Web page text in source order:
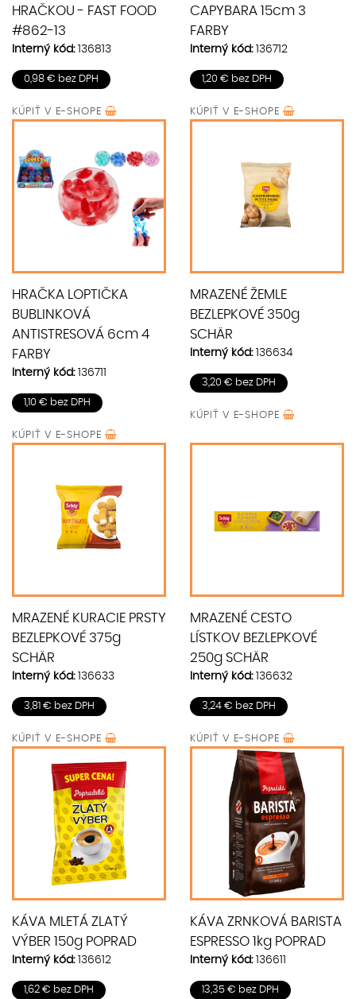
HRAČKOU - FAST FOOD
#862-13
Interný kód:136813
0,98 € bez DPH
KÚPIŤ V E-SHOPE
CAPYBARA 15cm 3
FARBY
Interný kód:136712
1,20 € bez DPH
KÚPIŤ V E-SHOPE
HRAČKA LOPTIČKA
BUBLINKOVÁ
ANTISTRESOVÁ 6cm 4
FARBY
Interný kód:136711
1,10 € bez DPH
KÚPIŤ V E-SHOPE
MRAZENÉ ŽEMLE
BEZLEPKOVÉ 350g
SCHÄR
Interný kód:136634
3,20 € bez DPH
KÚPIŤ V E-SHOPE
MRAZENÉ KURACIE PRSTY
BEZLEPKOVÉ 375g
SCHÄR
Interný kód:136633
3,81 € bez DPH
KÚPIŤ V E-SHOPE
MRAZENÉ CESTO
LÍSTKOV BEZLEPKOVÉ
250g SCHÄR
Interný kód:136632
3,24 € bez DPH
KÚPIŤ V E-SHOPE
KÁVA MLETÁ ZLATÝ
VÝBER 150g POPRAD
Interný kód:136612
1,62 € bez DPH
KÁVA ZRNKOVÁ BARISTA
ESPRESSO 1kg POPRAD
Interný kód:136611
13,35 € bez DPH